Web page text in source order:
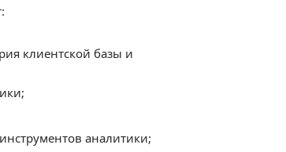
клиентской базы и
аналитики;